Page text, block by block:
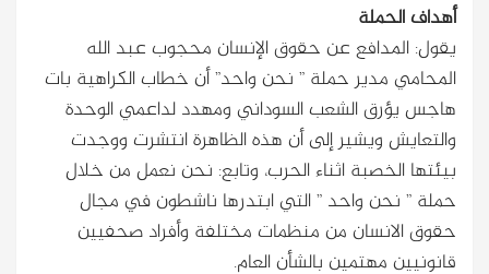
أهداف الحملة
يقول: المدافع عن حقوق الإنسان محجوب عبد الله
المحامي مدير حملة ” نحن واحد” أن خطاب الكراهية بات
هاجس يؤرق الشعب السوداني ومهدد لداعمي الوحدة
والتعايش ويشير إلى أن هذه الظاهرة انتشرت ووجدت
بيئتها الخصبة اثناء الحرب، وتابع: نحن نعمل من خلال
حملة ” نحن واحد ” التي ابتدرها ناشطون في مجال
حقوق الانسان من منظمات مختلفة وأفراد صحفيين
قانونيين مهتمين بالشأن العام.